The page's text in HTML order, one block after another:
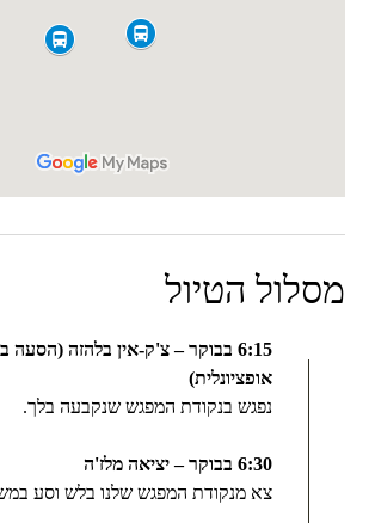
מסלול הטיול
6:15 בבוקר – צ'ק-אין בלהזה (הסעה
אופציונלית)
נפגש בנקודת המפגש שנקבעה בלך.
6:30 בבוקר – יציאה מלז'ה
צא מנקודת המפגש שלנו בלש וסע